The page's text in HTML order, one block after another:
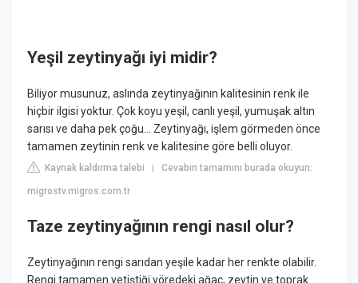
Yeşil zeytinyağı iyi midir?
Biliyor musunuz, aslında zeytinyağının kalitesinin renk ile
hiçbir ilgisi yoktur. Çok koyu yeşil, canlı yeşil, yumuşak altın
sarısı ve daha pek çoğu… Zeytinyağı, işlem görmeden önce
tamamen zeytinin renk ve kalitesine göre belli oluyor.
Kaynak kaldırma talebi |Cevabın tamamını burada okuyun:
migrostv.migros.com.tr
Taze zeytinyağının rengi nasıl olur?
Zeytinyağının rengi sarıdan yeşile kadar her renkte olabilir.
Rengi tamamen yetiştiği yöredeki ağaç, zeytin ve toprak